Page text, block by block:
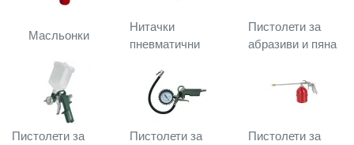
Масльонки
Нитачки
пневматични
Пистолети за
абразиви и пяна
Пистолети за
Пистолети за
Пистолети за